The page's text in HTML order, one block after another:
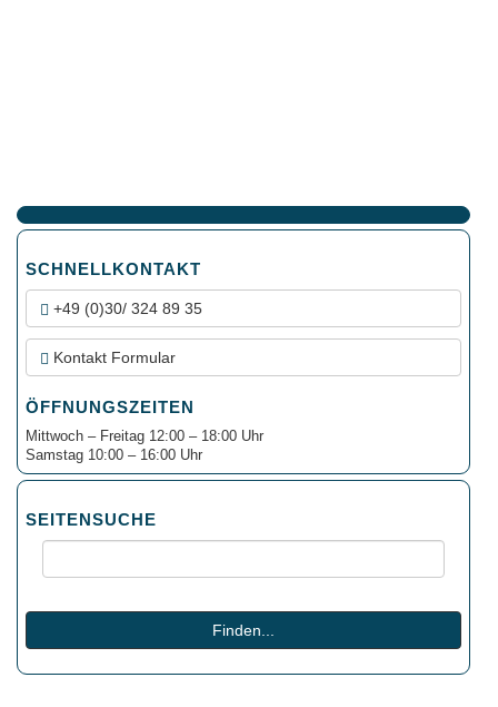
SCHNELLKONTAKT
+49 (0)30/ 324 89 35
Kontakt Formular
ÖFFNUNGSZEITEN
Mittwoch – Freitag 12:00 – 18:00 Uhr
Samstag 10:00 – 16:00 Uhr
SEITENSUCHE
Suche:
Finden...